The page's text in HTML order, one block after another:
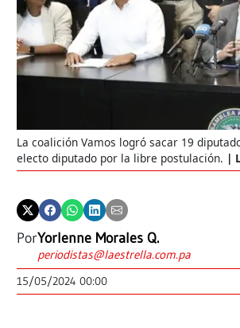
La coalición Vamos logró sacar 19
electo diputado por la libre postulación.
PorYorlenne Morales Q.
periodistas@laestrella.com.pa
15/05/2024 00:00